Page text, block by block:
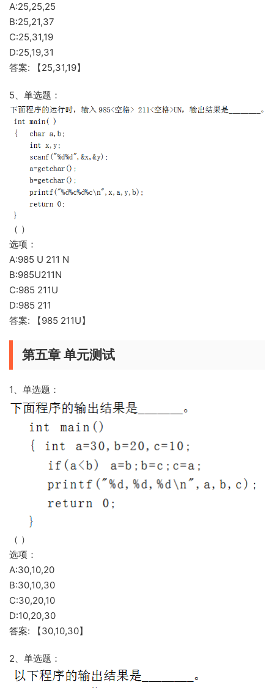
A:25,25,25
B:25,21,37
C:25,31,19
D:25,19,31
答案: 【25,31,19】
5、单选题：
（ ）
选项：
A:​985 U 211 N
B:985U211N
C:985 211U
D:985 211
答案: 【985 211U】
第五章 单元测试
1、单选题：
（ ）
选项：
A:30,10,20
B:30,10,30
C:30,20,10
D:10,20,30
答案: 【30,10,30】
2、单选题：